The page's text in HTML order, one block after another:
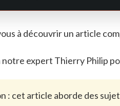
à découvrir un article
notre expert Thierry Philip
: cet article aborde des